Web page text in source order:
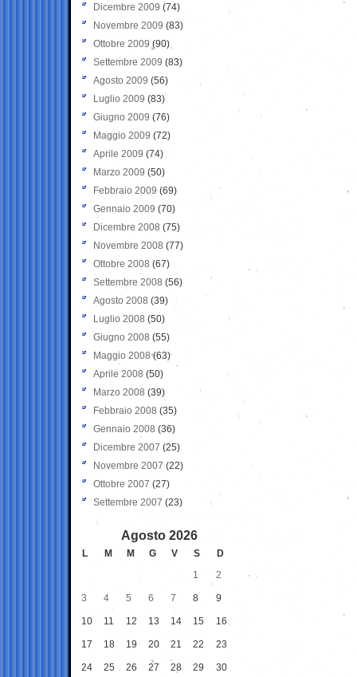
Dicembre 2009 (74)
Novembre 2009 (83)
Ottobre 2009 (90)
Settembre 2009 (83)
Agosto 2009 (56)
Luglio 2009 (83)
Giugno 2009 (76)
Maggio 2009 (72)
Aprile 2009 (74)
Marzo 2009 (50)
Febbraio 2009 (69)
Gennaio 2009 (70)
Dicembre 2008 (75)
Novembre 2008 (77)
Ottobre 2008 (67)
Settembre 2008 (56)
Agosto 2008 (39)
Luglio 2008 (50)
Giugno 2008 (55)
Maggio 2008(63)
Aprile 2008 (50)
Marzo 2008 (39)
Febbraio 2008 (35)
Gennaio 2008 (36)
Dicembre 2007 (25)
Novembre 2007 (22)
Ottobre 2007 (27)
Settembre 2007 (23)
Agosto 2026
L M M G V S
D
1
2
3 4 5 6 7 8 9
10 11 12 13 14 15 16
17 18 19 20 21 22 23
24 25 26 27 28 29 30